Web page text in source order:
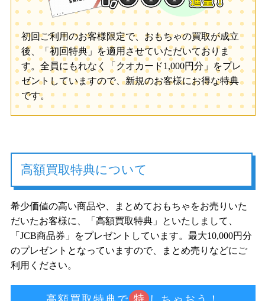
初回ご利用のお客様限定で、おもちゃの買取が成立
後、「初回特典」を適用させていただいておりま
す。全員にもれなく「クオカード1,000円分」をプレ
ゼントしていますので、新規のお客様にお得な特典
です。
高額買取特典について
希少価値の高い商品や、まとめておもちゃをお売りいた
だいたお客様に、「高額買取特典」といたしまして、
「JCB商品券」をプレゼントしています。最大10,000円分
のプレゼントとなっていますので、まとめ売りなどにご
利用ください。
特